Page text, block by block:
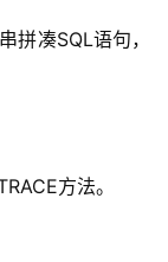
拼凑SQL语句，
方法。